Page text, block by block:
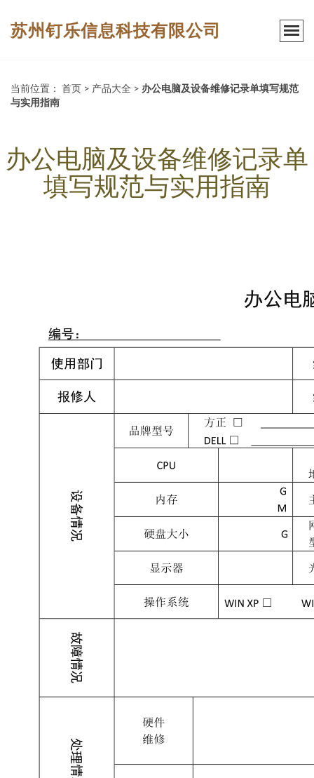
苏州钉乐信息科技有限公司
当前位置： 首页 > 产品大全 > 办公电脑及设备维修记录单填写规范
与实用指南
办公电脑及设备维修记录单
填写规范与实用指南